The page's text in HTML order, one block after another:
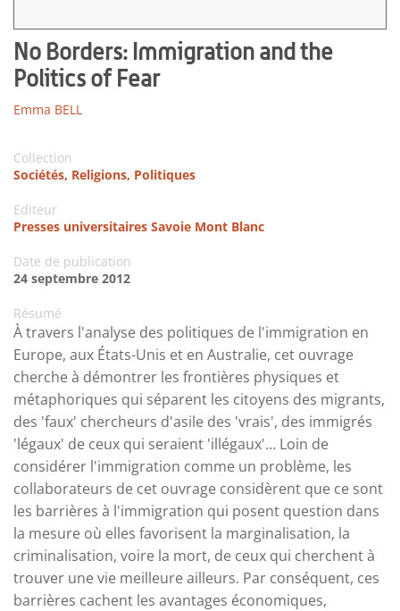
No Borders: Immigration and the
Politics of Fear
Emma BELL
Collection
Sociétés, Religions, Politiques
Editeur
Presses universitaires Savoie Mont Blanc
Date de publication
24 septembre 2012
Résumé
À travers l'analyse des politiques de l'immigration en
Europe, aux États-Unis et en Australie, cet ouvrage
cherche à démontrer les frontières physiques et
métaphoriques qui séparent les citoyens des migrants,
des 'faux' chercheurs d'asile des 'vrais', des immigrés
'légaux' de ceux qui seraient 'illégaux'… Loin de
considérer l'immigration comme un problème, les
collaborateurs de cet ouvrage considèrent que ce sont
les barrières à l'immigration qui posent question dans
la mesure où elles favorisent la marginalisation, la
criminalisation, voire la mort, de ceux qui cherchent à
trouver une vie meilleure ailleurs. Par conséquent, ces
barrières cachent les avantages économiques,